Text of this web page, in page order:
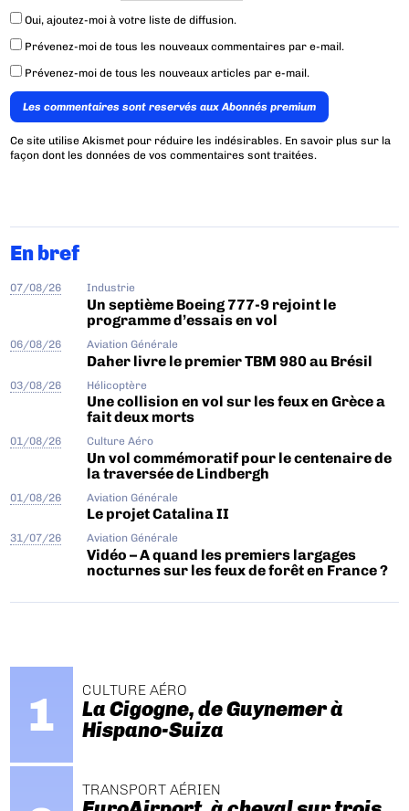
Oui, ajoutez-moi à votre liste de diffusion.
Prévenez-moi de tous les nouveaux commentaires par e-mail.
Prévenez-moi de tous les nouveaux articles par e-mail.
Les commentaires sont reservés aux Abonnés premium
Ce site utilise Akismet pour réduire les indésirables. En savoir plus sur la
façon dont les données de vos commentaires sont traitées.
En bref
07/08/26 Industrie
Un septième Boeing 777-9 rejoint le
programme d’essais en vol
06/08/26 Aviation Générale
Daher livre le premier TBM 980 au Brésil
03/08/26 Hélicoptère
Une collision en vol sur les feux en Grèce a
fait deux morts
01/08/26 Culture Aéro
Un vol commémoratif pour le centenaire de
la traversée de Lindbergh
01/08/26 Aviation Générale
Le projet Catalina II
31/07/26 Aviation Générale
Vidéo – A quand les premiers largages
nocturnes sur les feux de forêt en France ?
CULTURE AÉRO
La Cigogne, de Guynemer à
Hispano-Suiza
TRANSPORT AÉRIEN